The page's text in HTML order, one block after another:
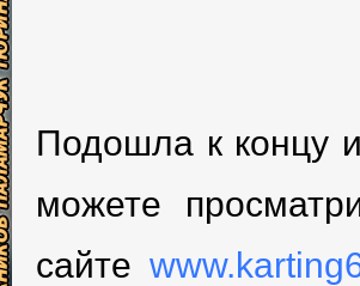
Подошла к концу
можете
сайте